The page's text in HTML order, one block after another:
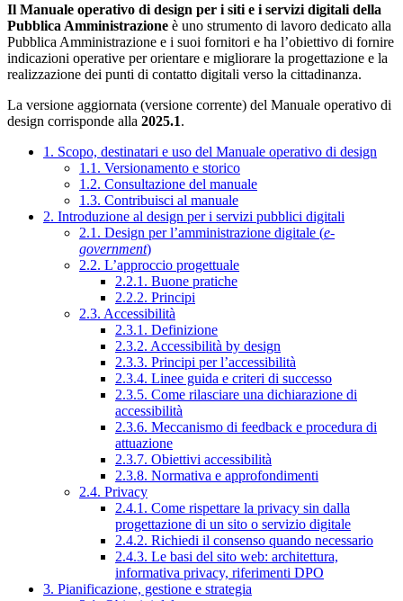
Il Manuale operativo di design per i siti e i servizi digitali della
Pubblica Amministrazione è uno strumento di lavoro dedicato alla
Pubblica Amministrazione e i suoi fornitori e ha l’obiettivo di fornire
indicazioni operative per orientare e migliorare la progettazione e la
realizzazione dei punti di contatto digitali verso la cittadinanza.
La versione aggiornata (versione corrente) del Manuale operativo di
design corrisponde alla 2025.1.
1. Scopo, destinatari e uso del Manuale operativo di design
1.1. Versionamento e storico
1.2. Consultazione del manuale
1.3. Contribuisci al manuale
2. Introduzione al design per i servizi pubblici digitali
2.1. Design per l’amministrazione digitale (e-
government)
2.2. L’approccio progettuale
2.2.1. Buone pratiche
2.2.2. Principi
2.3. Accessibilità
2.3.1. Definizione
2.3.2. Accessibilità by design
2.3.3. Principi per l’accessibilità
2.3.4. Linee guida e criteri di successo
2.3.5. Come rilasciare una dichiarazione di
accessibilità
2.3.6. Meccanismo di feedback e procedura di
attuazione
2.3.7. Obiettivi accessibilità
2.3.8. Normativa e approfondimenti
2.4. Privacy
2.4.1. Come rispettare la privacy sin dalla
progettazione di un sito o servizio digitale
2.4.2. Richiedi il consenso quando necessario
2.4.3. Le basi del sito web: architettura,
informativa privacy, riferimenti DPO
3. Pianificazione, gestione e strategia